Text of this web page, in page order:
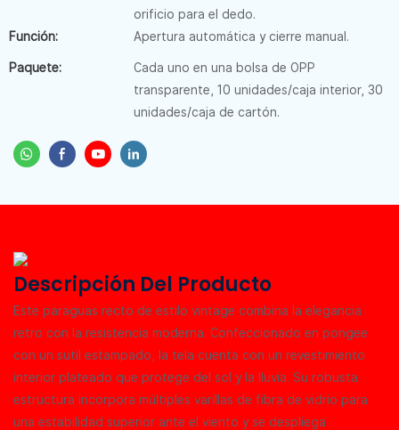
orificio para el dedo.
Función:
Apertura automática y cierre manual.
Paquete:
Cada uno en una bolsa de OPP
transparente, 10 unidades/caja interior, 30
unidades/caja de cartón.
Descripción Del Producto
Este paraguas recto de estilo vintage combina la elegancia
retro con la resistencia moderna. Confeccionado en pongee
con un sutil estampado, la tela cuenta con un revestimiento
interior plateado que protege del sol y la lluvia. Su robusta
estructura incorpora múltiples varillas de fibra de vidrio para
una estabilidad superior ante el viento y se despliega